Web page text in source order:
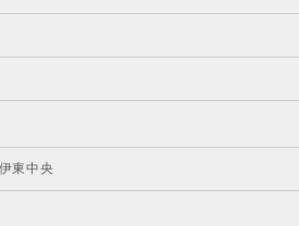
東中央